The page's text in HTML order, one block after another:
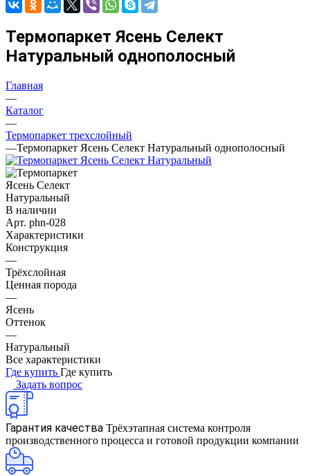
Термопаркет Ясень Селект
Натуральный однополосный
Главная
—
Каталог
—
Термопаркет трехслойный
—Термопаркет Ясень Селект Натуральный однополосный
В наличии
Арт. phn-028
Характеристики
Конструкция
—
Трёхслойная
Ценная порода
—
Ясень
Оттенок
—
Натуральный
Все характеристики
Где купить Где купить
Задать вопрос
Гарантия качества Трёхэтапная система контроля
производственного процесса и готовой продукции компании